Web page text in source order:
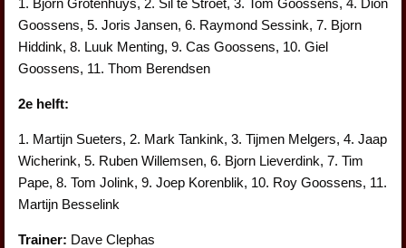
Goossens, 5. Joris Jansen, 6. Raymond Sessink, 7. Bjorn
Hiddink, 8. Luuk Menting, 9. Cas Goossens, 10. Giel
Goossens, 11. Thom Berendsen
2e helft:
1. Martijn Sueters, 2. Mark Tankink, 3. Tijmen Melgers, 4. Jaap
Wicherink, 5. Ruben Willemsen, 6. Bjorn Lieverdink, 7. Tim
Pape, 8. Tom Jolink, 9. Joep Korenblik, 10. Roy Goossens, 11.
Martijn Besselink
Trainer: Dave Clephas